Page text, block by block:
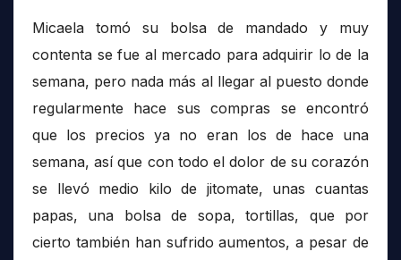
Micaela tomó su bolsa de mandado y muy
contenta se fue al mercado para adquirir lo de la
semana, pero nada más al llegar al puesto donde
regularmente hace sus compras se encontró
que los precios ya no eran los de hace una
semana, así que con todo el dolor de su corazón
se llevó medio kilo de jitomate, unas cuantas
papas, una bolsa de sopa, tortillas, que por
cierto también han sufrido aumentos, a pesar de